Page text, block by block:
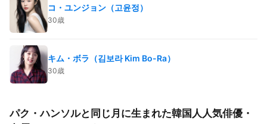
コ・ユンジョン（고윤정）
30歳
キム・ボラ（김보라 Kim Bo-Ra）
30歳
パク・ハンソルと同じ月に生まれた韓国人人気俳優・